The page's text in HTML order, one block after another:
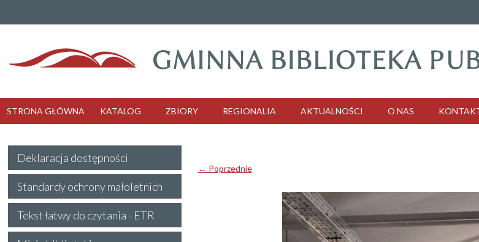
STRONA GŁÓWNA KATALOG ZBIORY REGIONALIA AKTUALNOŚCI O NAS
← Poprzednie
Deklaracja dostępności
Standardy ochrony małoletnich
Tekst łatwy do czytania - ETR